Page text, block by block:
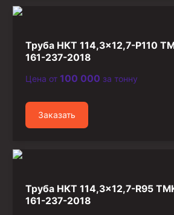
Труба НКТ 114,3×12,7-P110
161-237-2018
Цена от 100 000 за тонну
Заказать
Труба НКТ 114,3×12,7-R95
161-237-2018